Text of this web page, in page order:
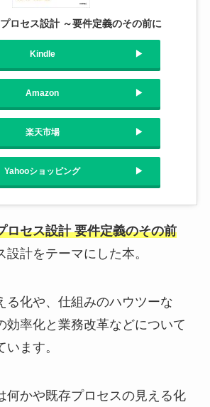
ロセス設計 ～要件定義のその前に
Kindle
Amazon
楽天市場
Yahooショッピング
ロセス設計 要件定義のその前
計をテーマにした本。
る化や、仕組みのハウツーな
効率化と業務改革などについて
ます。
何かや既存プロセスの見える化